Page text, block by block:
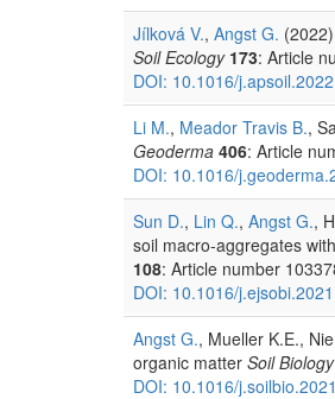
Jílková V., Angst G.
Soil Ecology 173: Article
DOI: 10.1016/
Li M., Meador Travis B.,
Geoderma 406: Article
DOI: 10.1016/
Sun D., Lin Q., Angst G.,
soil macro-aggregates
108: Article number
DOI: 10.1016/
Angst G., Mueller K.E.,
organic matter Soil
DOI: 10.1016/